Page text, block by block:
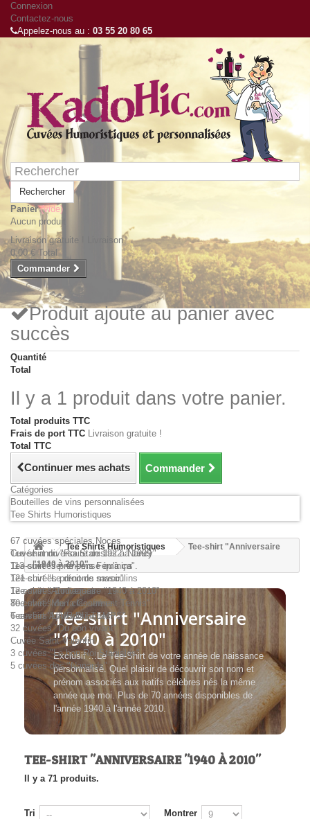
Connexion
Contactez-nous
Appelez-nous au : 03 55 20 80 65
Rechercher
Panier (vide)
Aucun produit
Livraison gratuite !
Livraison
0,00 € Total
Commander
Produit ajouté au panier avec
succès
Quantité
Total
Il y a 1 produit dans votre panier.
Total produits TTC
Frais de port TTC Livraison gratuite !
Total TTC
Continuer mes achats Commander
Catégories
Bouteilles de vins personnalisées
67 cuvées spéciales Noces
Cuvée anniversaire de 1922 à 1999
113 cuvées prénoms Féminins
121 cuvées prénoms masculins
12 cuvées Zodiaques
80 cuvées de la Confrérie
6 cuvées Aphrodisiaques
32 cuvées "Du bon vivant"
Cuvée Saint Valentin
3 cuvées "Le bon Roi Stanislas"
5 cuvées des "Nanards"
Tee Shirts Humoristiques
Tee-shirt du "Roi Stanislas à Nancy"
Tee-shirt "Je ne pense qu'à ça".
Tee-shirt "Le droit de savoir"
Tee-shirt "Anniversaire "1940 à 2010"
Tee-shirt "Mon classement Tennis"
Tee-shirt "L'AIR DU TEMPS"
Tee Shirts Humoristiques
Tee-shirt "Anniversaire
"1940 à 2010"
Tee-shirt "Anniversaire
"1940 à 2010"
Exclusif ...Le Tee-Shirt de votre année de naissance
personnalisé. Quel plaisir de découvrir son nom et
prénom associés aux natifs célèbres nés la même
année que moi. Plus de 70 années disponibles de
l'année 1940 à l'année 2010.
TEE-SHIRT "ANNIVERSAIRE "1940 À 2010"
Il y a 71 produits.
Tri
Montrer